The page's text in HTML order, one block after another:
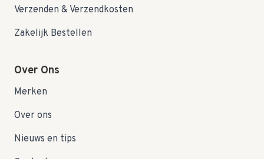
Verzenden & Verzendkosten
Zakelijk Bestellen
Over Ons
Merken
Over ons
Nieuws en tips